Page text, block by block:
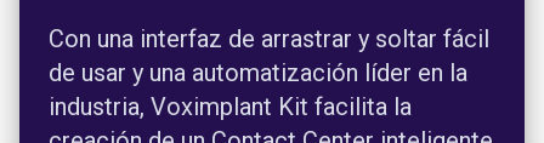
Con una interfaz de arrastrar y soltar fácil
de usar y una automatización líder en la
industria, Voximplant Kit facilita la